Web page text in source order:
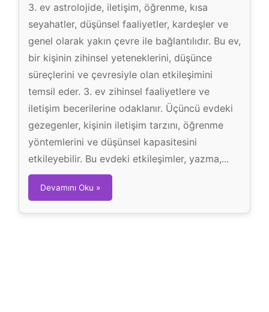
3. ev astrolojide, iletişim, öğrenme, kısa
seyahatler, düşünsel faaliyetler, kardeşler ve
genel olarak yakın çevre ile bağlantılıdır. Bu ev,
bir kişinin zihinsel yeteneklerini, düşünce
süreçlerini ve çevresiyle olan etkileşimini
temsil eder. 3. ev zihinsel faaliyetlere ve
iletişim becerilerine odaklanır. Üçüncü evdeki
gezegenler, kişinin iletişim tarzını, öğrenme
yöntemlerini ve düşünsel kapasitesini
etkileyebilir. Bu evdeki etkileşimler, yazma,...
Devamını Oku »3
.
E